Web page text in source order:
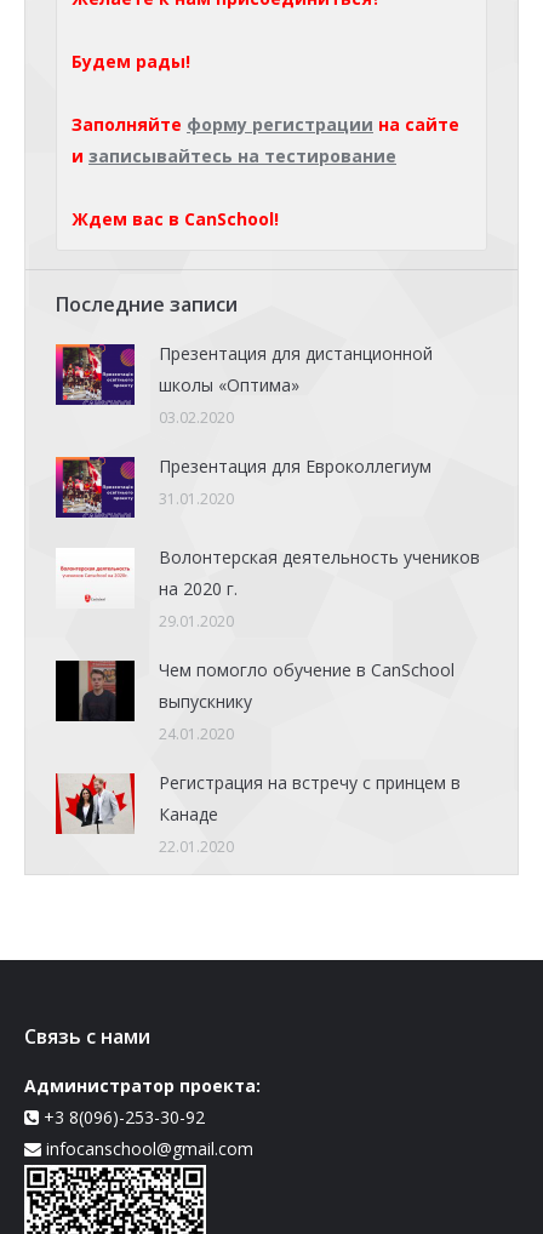
Будем рады!
Заполняйте форму регистрации на сайте
и записывайтесь на тестирование
Ждем вас в CanSchool!
Последние записи
Презентация для дистанционной
школы «Оптима»
03.02.2020
Презентация для Евроколлегиум
31.01.2020
Волонтерская деятельность учеников
на 2020 г.
29.01.2020
Чем помогло обучение в CanSchool
выпускнику
24.01.2020
Регистрация на встречу с принцем в
Канаде
22.01.2020
Связь с нами
Администратор проекта:
+3 8(096)-253-30-92
infocanschool@gmail.com